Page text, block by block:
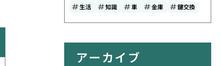
生活
知識 車 金庫 鍵交換
アーカイブ